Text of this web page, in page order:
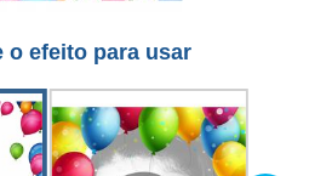
o efeito para usar